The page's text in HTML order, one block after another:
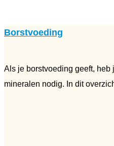
Borstvoeding
Als je borstvoeding geeft, heb
mineralen nodig. In dit